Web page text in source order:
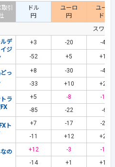
引
ドル
円
ユーロ
円
ユーロ
ドル
スワッ
デ
ジ
+3 -20 -42
-52 +5 +18
っ
+8 -30
-42
-33
+10 +21
ラ
+5 -8
-17
-85
-22 -6
ト
+7 -17
-27
-11
+12 +22
の
+12 -3
-15
-14
+1 +12